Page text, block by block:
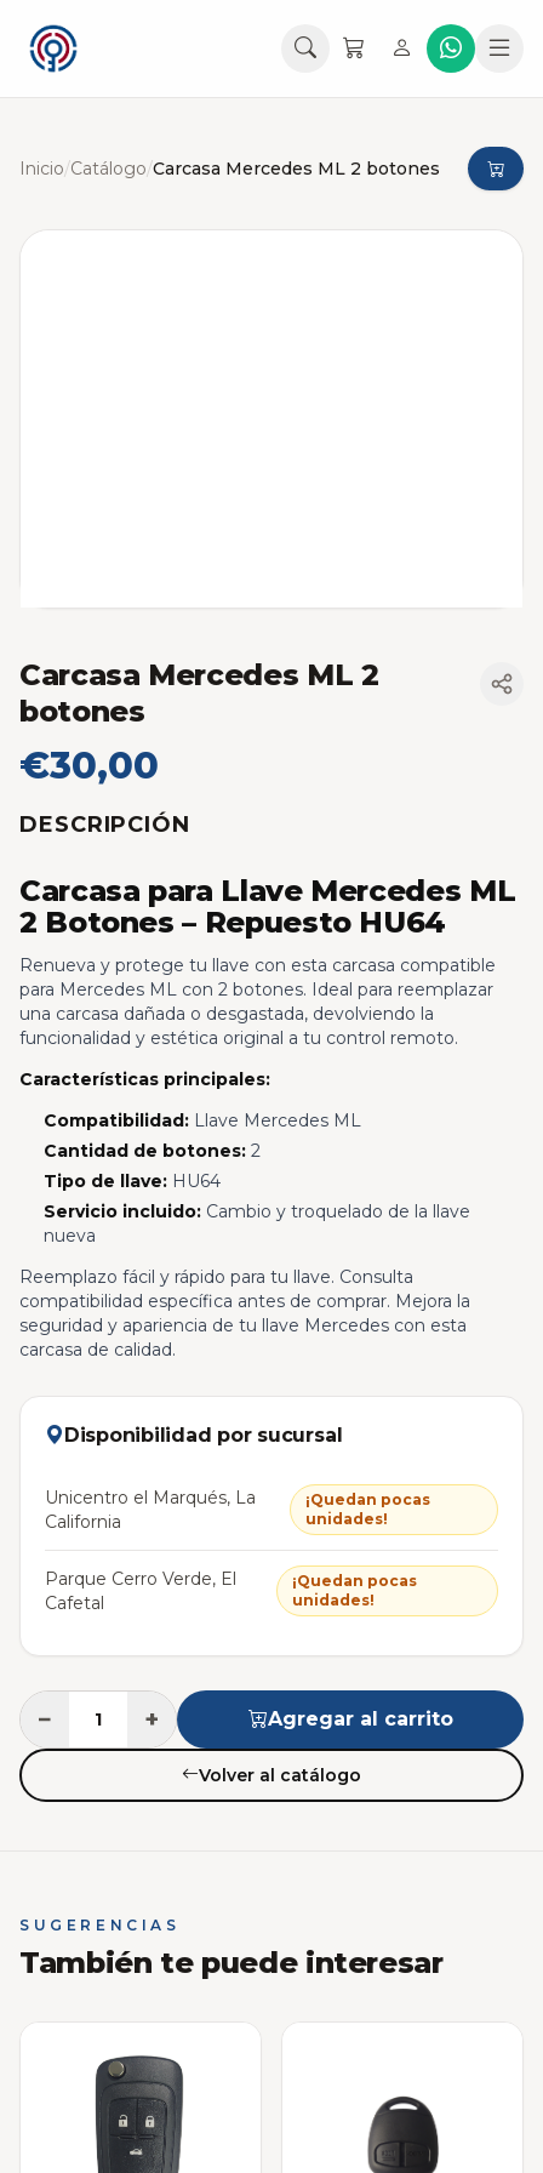
Inicio/Catálogo/Carcasa Mercedes ML 2 botones
Carcasa Mercedes ML 2
botones
€30,00
DESCRIPCIÓN
Carcasa para Llave Mercedes ML
2 Botones – Repuesto HU64
Renueva y protege tu llave con esta carcasa compatible
para Mercedes ML con 2 botones. Ideal para reemplazar
una carcasa dañada o desgastada, devolviendo la
funcionalidad y estética original a tu control remoto.
Características principales:
Compatibilidad:Llave Mercedes ML
Cantidad de botones:2
Tipo de llave:HU64
Servicio incluido:Cambio y troquelado de la llave
nueva
Reemplazo fácil y rápido para tu llave. Consulta
compatibilidad específica antes de comprar. Mejora la
seguridad y apariencia de tu llave Mercedes con esta
carcasa de calidad.
Disponibilidad por sucursal
Unicentro el Marqués, La
California
¡Quedan pocas
unidades!
Parque Cerro Verde, El
Cafetal
¡Quedan pocas
unidades!
− + Agregar al carrito
Volver al catálogo
SUGERENCIAS
También te puede interesar